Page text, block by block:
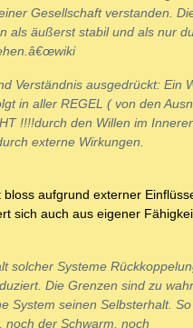
Gesellschaft verstanden.
als äußerst stabil und als nur
Verständnis ausgedrückt: Ein
in aller REGEL ( von den
!!!!durch den Willen im
externe Wirkungen.
aufgrund externer
sich auch aus eigener
solcher Systeme
Die Grenzen sind zu
System seinen Selbsterhalt.
noch der Schwarm, noch